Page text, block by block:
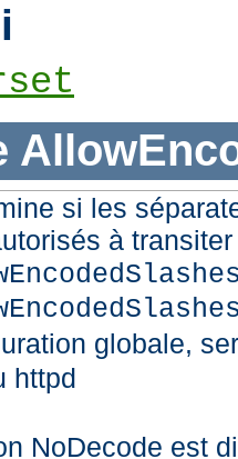
si les
à
globale,
httpd
NoDecode est